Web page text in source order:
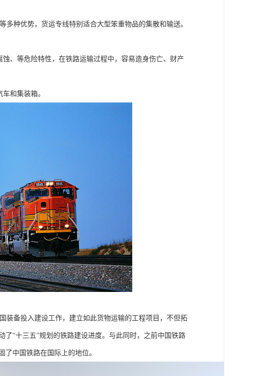
种优势，货运专线特别适合大型笨重物品的集散和输送。
、等危险特性，在铁路运输过程中，容易造身伤亡、财产
和集装箱。
装备投入建设工作，建立如此货物运输的工程项目，不但拓
“十三五”规划的铁路建设进度。与此同时，之前中国铁路
了中国铁路在国际上的地位。